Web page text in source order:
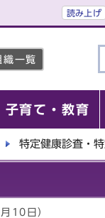
読み上げ
織一覧
子育て・教育
特定健康診査・
10日）